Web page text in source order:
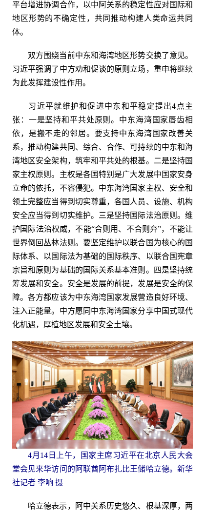
平台增进协调合作，以中阿关系的稳定性应对国际和
地区形势的不确定性，共同推动构建人类命运共同
体。
双方围绕当前中东和海湾地区形势交换了意见。
习近平强调了中方劝和促谈的原则立场，重申将继续
为此发挥建设性作用。
习近平就维护和促进中东和平稳定提出4点主
张：一是坚持和平共处原则。中东海湾国家唇齿相
依，是搬不走的邻居。要支持中东海湾国家改善关
系，推动构建共同、综合、合作、可持续的中东和海
湾地区安全架构，筑牢和平共处的根基。二是坚持国
家主权原则。主权是各国特别是广大发展中国家安身
立命的依托，不容侵犯。中东海湾国家主权、安全和
领土完整应当得到切实尊重，各国人员、设施、机构
安全应当得到切实维护。三是坚持国际法治原则。维
护国际法治权威，不能“合则用、不合则弃”，不能让
世界倒回丛林法则。要坚定维护以联合国为核心的国
际体系、以国际法为基础的国际秩序、以联合国宪章
宗旨和原则为基础的国际关系基本准则。四是坚持统
筹发展和安全。安全是发展的前提，发展是安全的保
障。各方都应该为中东海湾国家发展营造良好环境、
注入正能量。中方愿同中东海湾国家分享中国式现代
化机遇，厚植地区发展和安全土壤。
4月14日上午，国家主席习近平在北京人民大会
堂会见来华访问的阿联酋阿布扎比王储哈立德。新华
社记者 李响 摄
哈立德表示，阿中关系历史悠久、根基深厚，两